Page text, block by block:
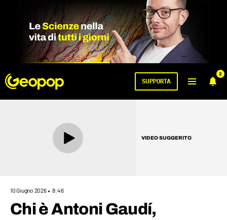
2
SUPPORTA
VIDEO SUGGERITO
10 Giugno 2026 8:46
Chi è Antoni Gaudí,